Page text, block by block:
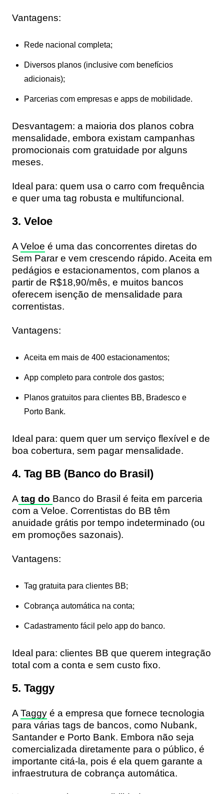
Vantagens:
Rede nacional completa;
Diversos planos (inclusive com benefícios
adicionais);
Parcerias com empresas e apps de mobilidade.
Desvantagem: a maioria dos planos cobra
mensalidade, embora existam campanhas
promocionais com gratuidade por alguns
meses.
Ideal para: quem usa o carro com frequência
e quer uma tag robusta e multifuncional.
3. Veloe
A Veloe é uma das concorrentes diretas do
Sem Parar e vem crescendo rápido. Aceita em
pedágios e estacionamentos, com planos a
partir de R$18,90/mês, e muitos bancos
oferecem isenção de mensalidade para
correntistas.
Vantagens:
Aceita em mais de 400 estacionamentos;
App completo para controle dos gastos;
Planos gratuitos para clientes BB, Bradesco e
Porto Bank.
Ideal para: quem quer um serviço flexível e de
boa cobertura, sem pagar mensalidade.
4. Tag BB (Banco do Brasil)
A tag do Banco do Brasil é feita em parceria
com a Veloe. Correntistas do BB têm
anuidade grátis por tempo indeterminado (ou
em promoções sazonais).
Vantagens:
Tag gratuita para clientes BB;
Cobrança automática na conta;
Cadastramento fácil pelo app do banco.
Ideal para: clientes BB que querem integração
total com a conta e sem custo fixo.
5. Taggy
A Taggy é a empresa que fornece tecnologia
para várias tags de bancos, como Nubank,
Santander e Porto Bank. Embora não seja
comercializada diretamente para o público, é
importante citá-la, pois é ela quem garante a
infraestrutura de cobrança automática.